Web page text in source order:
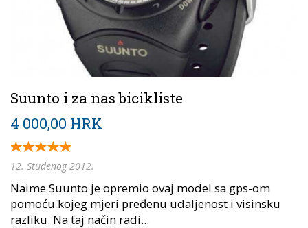
Suunto i za nas bicikliste
4 000,00 HRK
12. Studenog 2012.
Naime Suunto je opremio ovaj model sa gps-om
pomoću kojeg mjeri pređenu udaljenost i visinsku
razliku. Na taj način radi...